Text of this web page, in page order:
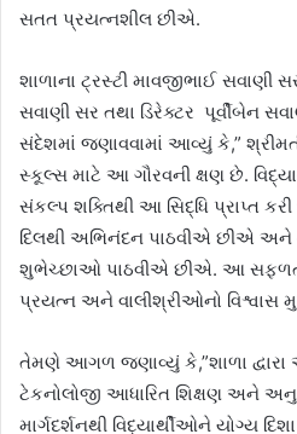
સતત પ્રયત્નશીલ છીએ.
શાળાના ટ્રસ્ટી માવજીભાઈ સવાણી
સવાણી સર તથા ડિરેક્ટર પૂર્વીબેન
સંદેશમાં જણાવવામાં આવ્યું કે,”
સ્કૂલ્સ માટે આ ગૌરવની ક્ષણ છે.
સંકલ્પ શક્તિથી આ સિદ્ધિ પ્રાપ્ત
દિલથી અભિનંદન પાઠવીએ છીએ અને
શુભેચ્છાઓ પાઠવીએ છીએ. આ સફળતા
પ્રયત્ન અને વાલીશ્રીઓનો વિશ્વાસ
તેમણે આગળ જણાવ્યું કે,”શાળા
ટેકનોલોજી આધારિત શિક્ષણ અને
માર્ગદર્શનથી વિદ્યાર્થીઓને યોગ્ય